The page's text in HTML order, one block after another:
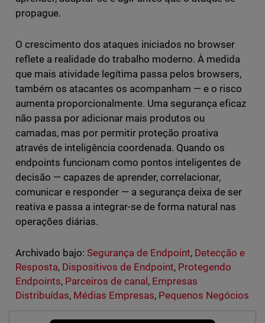
propague.
O crescimento dos ataques iniciados no browser
reflete a realidade do trabalho moderno. À medida
que mais atividade legítima passa pelos browsers,
também os atacantes os acompanham — e o risco
aumenta proporcionalmente. Uma segurança eficaz
não passa por adicionar mais produtos ou
camadas, mas por permitir proteção proativa
através de inteligência coordenada. Quando os
endpoints funcionam como pontos inteligentes de
decisão — capazes de aprender, correlacionar,
comunicar e responder — a segurança deixa de ser
reativa e passa a integrar-se de forma natural nas
operações diárias.
Archivado bajo: Segurança de Endpoint, Detecção e
Resposta, Dispositivos de Endpoint, Protegendo
Endpoints, Parceiros de canal , Empresas
Distribuídas, Médias Empresas, Pequenos Negócios